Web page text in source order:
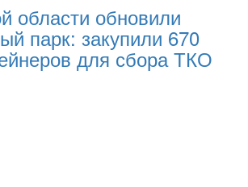
области обновили
парк: закупили 670
для сбора ТКО